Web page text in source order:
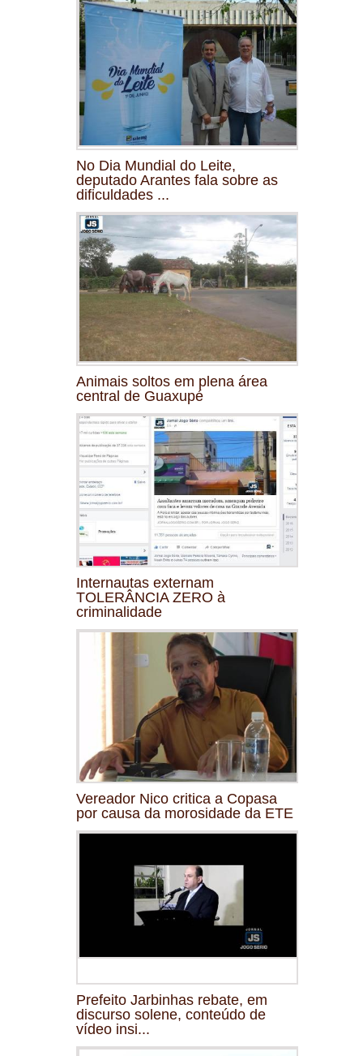
No Dia Mundial do Leite,
deputado Arantes fala sobre as
dificuldades ...
Animais soltos em plena área
central de Guaxupé
Internautas externam
TOLERÂNCIA ZERO à
criminalidade
Vereador Nico critica a Copasa
por causa da morosidade da ETE
Prefeito Jarbinhas rebate, em
discurso solene, conteúdo de
vídeo insi...